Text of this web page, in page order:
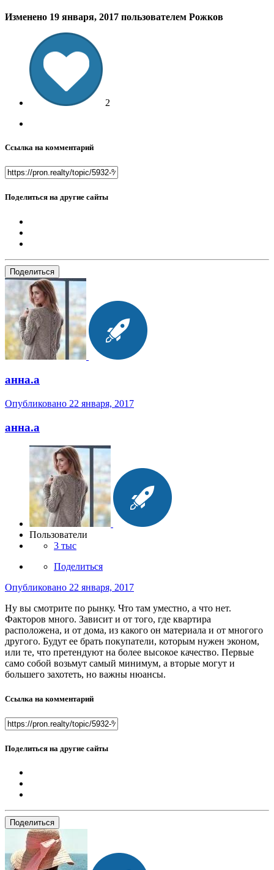
Изменено 19 января, 2017 пользователем Рожков
2
Ссылка на комментарий
Поделиться на другие сайты
Поделиться
анна.a
Опубликовано 22 января, 2017
анна.a
Пользователи
3 тыс
Поделиться
Опубликовано 22 января, 2017
Ну вы смотрите по рынку. Что там уместно, а что нет.
Факторов много. Зависит и от того, где квартира
расположена, и от дома, из какого он материала и от многого
другого. Будут ее брать покупатели, которым нужен эконом,
или те, что претендуют на более высокое качество. Первые
само собой возьмут самый минимум, а вторые могут и
большего захотеть, но важны нюансы.
Ссылка на комментарий
Поделиться на другие сайты
Поделиться